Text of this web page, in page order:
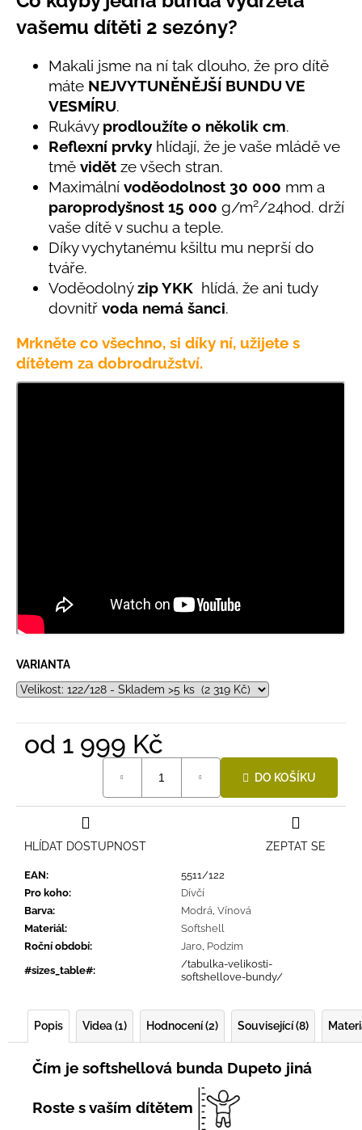
produktu
je
hvězdiček.
vašemu dítěti 2 sezóny?
Makali jsme na ní tak dlouho, že pro dítě
máte NEJVYTUNĚNĚJŠÍ BUNDU VE
VESMÍRU.
Rukávy prodloužíte o několik cm.
Reflexní prvky hlídají, že je vaše mládě ve
tmě vidět ze všech stran.
Maximální voděodolnost 30 000 mm a
paroprodyšnost 15 000 g/m2/24hod. drží
vaše dítě v suchu a teple.
Díky vychytanému kšiltu mu neprší do
tváře.
Voděodolnýzip YKK hlídá, že ani tudy
dovnitř voda nemá šanci.
Mrkněte co všechno, si díky ní, užijete s
dítětem za dobrodružství.
VARIANTA
od 1 999 Kč
DO KOŠÍKU
EAN:
5511/122
Pro koho:
Dívčí
Barva: Modrá, Vínová
Materiál:
Softshell
Roční období: Jaro, Podzim
#sizes_table#:
/tabulka-velikosti-
softshellove-bundy/
ZEPTAT SE
HLÍDAT DOSTUPNOST
Popis Videa (1) Hodnocení (2) Související (8)
Čím je softshellová bunda Dupeto jiná
Roste s vaším dítětem
u
j
LETNÍ
RYCHLESCHNOUCÍ
KALHOTY
TYRKYSOVÉ
KORÁLKY